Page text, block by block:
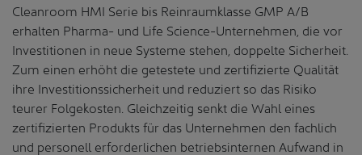
Cleanroom HMI Serie bis Reinraumklasse GMP A/B
erhalten Pharma- und Life Science-Unternehmen, die vor
Investitionen in neue Systeme stehen, doppelte Sicherheit.
Zum einen erhöht die getestete und zertifizierte Qualität
ihre Investitionssicherheit und reduziert so das Risiko
teurer Folgekosten. Gleichzeitig senkt die Wahl eines
zertifizierten Produkts für das Unternehmen den fachlich
und personell erforderlichen betriebsinternen Aufwand in